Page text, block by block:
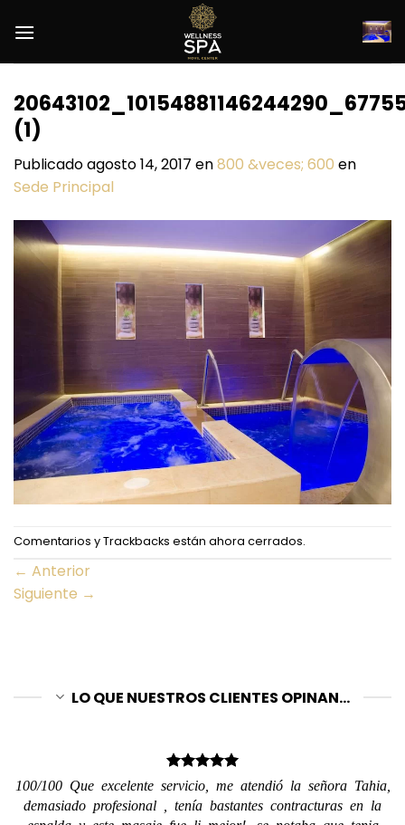
(1)
Publicadoagosto 14, 2017 en800 &veces; 600 en
Sede Principal
Comentarios y Trackbacks están ahora cerrados.
← Anterior
Siguiente →
LO QUE NUESTROS CLIENTES OPINAN...
100/100 Que excelente servicio, me atendió la señora Tahia,
demasiado profesional , tenía bastantes contracturas en la